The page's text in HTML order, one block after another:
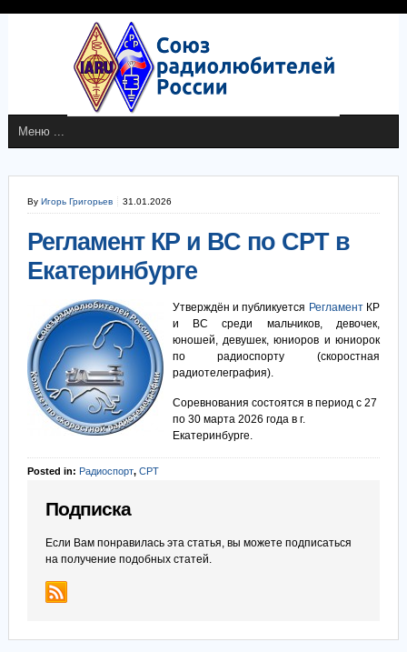
By Игорь Григорьев 31.01.2026
Регламент КР и ВС по СРТ в
Екатеринбурге
Утверждён и публикуется РегламентКР
и ВС среди мальчиков, девочек,
юношей, девушек, юниоров и юниорок
по радиоспорту (скоростная
радиотелеграфия).
Соревнования состоятся в период с 27
по 30 марта 2026 года в г.
Екатеринбурге.
Posted in: Радиоспорт, СРТ
Подписка
Если Вам понравилась эта статья, вы можете подписаться
на получение подобных статей.